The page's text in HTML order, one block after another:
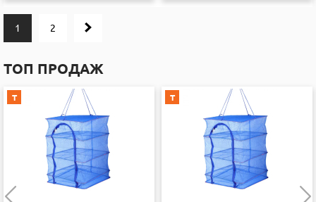
1 2
ТОП ПРОДАЖ
Т Т